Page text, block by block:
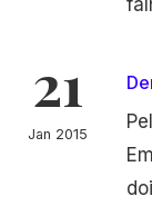
21
Jan 2015